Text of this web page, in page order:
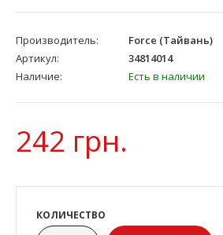
Производитель:
Force (Тайвань)
Артикул:
34814014
Наличие:
Есть в наличии
242 грн.
КОЛИЧЕСТВО